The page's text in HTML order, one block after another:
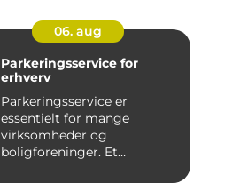
06. aug
Parkeringsservice for
erhverv
Parkeringsservice er
essentielt for mange
virksomheder og
boligforeninger. Et